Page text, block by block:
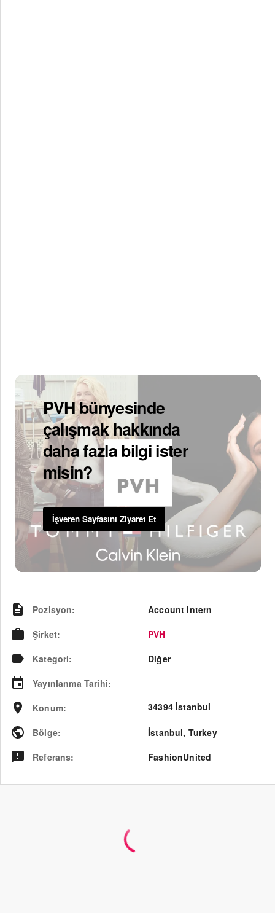
PVH bünyesinde
çalışmak hakkında
daha fazla bilgi ister
misin?
İşveren Sayfasını Ziyaret Et
Pozisyon:
Account Intern
Şirket:
PVH
Kategori:
Diğer
Yayınlanma Tarihi:
Konum: 34394 İstanbul
Bölge: İstanbul, Turkey
Referans: FashionUnited